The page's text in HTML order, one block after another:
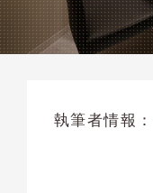
執筆者情報：